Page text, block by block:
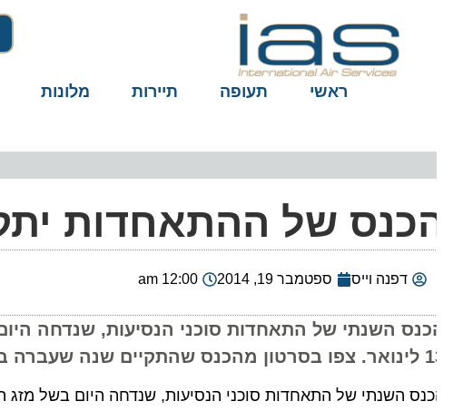
ראשי תעופה תיירות מלונות
של ההתאחדות
דפנה וייס ספטמבר 19, 2014 12:00 am
השנתי של התאחדות סוכני הנסיעות, שנדחה היום
השנתי של התאחדות סוכני הנסיעות, שנדחה היום בשל מזג האוויר